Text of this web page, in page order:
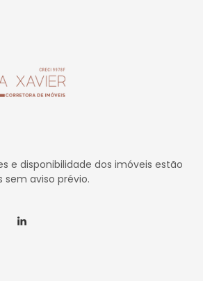
e disponibilidade dos imóveis estão
sem aviso prévio.
Linkedin